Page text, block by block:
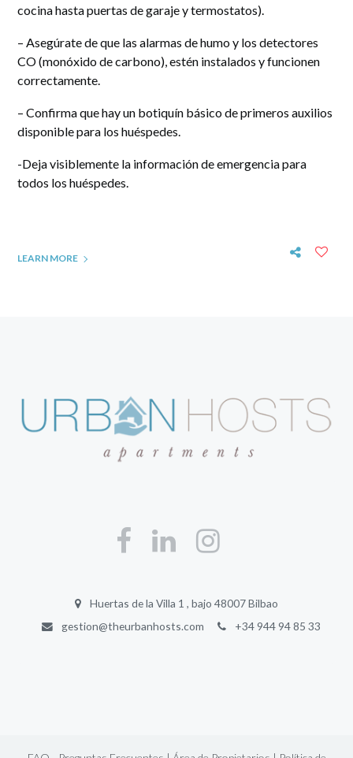
cocina hasta puertas de garaje y termostatos).
– Asegúrate de que las alarmas de humo y los detectores
CO (monóxido de carbono), estén instalados y funcionen
correctamente.
– Confirma que hay un botiquín básico de primeros auxilios
disponible para los huéspedes.
-Deja visiblemente la información de emergencia para
todos los huéspedes.
LEARN MORE
Huertas de la Villa 1 , bajo 48007 Bilbao
gestion@theurbanhosts.com
+34 944 94 85 33